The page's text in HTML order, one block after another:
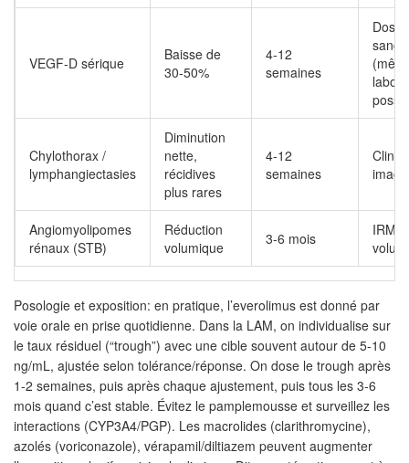
VEGF-D sérique
Baisse de
30-50%
4-12
semaines
Chylothorax /
lymphangiectasies
Diminution
nette,
récidives
plus rares
4-12
semaines
Angiomyolipomes
rénaux (STB)
Réduction
volumique
3-6 mois
IRM
Posologie et exposition: en pratique, l’everolimus est donné par
voie orale en prise quotidienne. Dans la LAM, on individualise sur
le taux résiduel (“trough”) avec une cible souvent autour de 5-10
ng/mL, ajustée selon tolérance/réponse. On dose le trough après
1-2 semaines, puis après chaque ajustement, puis tous les 3-6
mois quand c’est stable. Évitez le pamplemousse et surveillez les
interactions (CYP3A4/PGP). Les macrolides (clarithromycine),
azolés (voriconazole), vérapamil/diltiazem peuvent augmenter